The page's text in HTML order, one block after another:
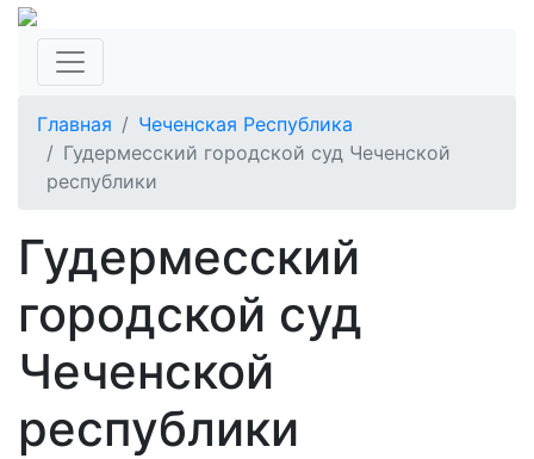
Главная
Чеченская Республика
Гудермесский городской суд Чеченской
республики
Гудермесский
городской суд
Чеченской
республики